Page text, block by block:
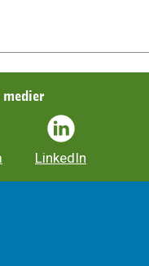
LinkedIn